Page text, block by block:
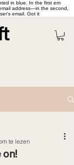
in blue. In the first em
address—in the second,
email. Got it
on!
te lezen